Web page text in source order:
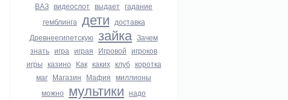
ВАЗ видеослот выдает гадание
гемблинга дети доставка
Древнеегипетскую зайка Зачем
знать игра играя Игровой игроков
игры казино Как каких клуб коротка
маг Магазин Мафия миллионы
можно мультики надо